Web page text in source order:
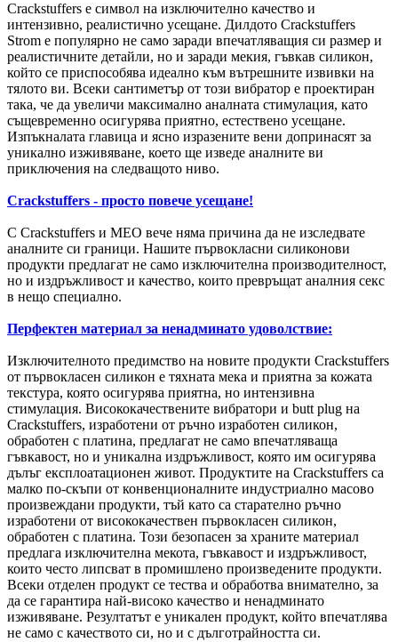
Crackstuffers е символ на изключително качество и
интензивно, реалистично усещане. Дилдото Crackstuffers
Strom е популярно не само заради впечатляващия си размер и
реалистичните детайли, но и заради мекия, гъвкав силикон,
който се приспособява идеално към вътрешните извивки на
тялото ви. Всеки сантиметър от този вибратор е проектиран
така, че да увеличи максимално аналната стимулация, като
същевременно осигурява приятно, естествено усещане.
Изпъкналата главица и ясно изразените вени допринасят за
уникално изживяване, което ще изведе аналните ви
приключения на следващото ниво.
Crackstuffers - просто повече усещане!
С Crackstuffers и MEO вече няма причина да не изследвате
аналните си граници. Нашите първокласни силиконови
продукти предлагат не само изключителна производителност,
но и издръжливост и качество, които превръщат аналния секс
в нещо специално.
Перфектен материал за ненадминато удоволствие:
Изключителното предимство на новите продукти Crackstuffers
от първокласен силикон е тяхната мека и приятна за кожата
текстура, която осигурява приятна, но интензивна
стимулация. Висококачествените вибратори и butt plug на
Crackstuffers, изработени от ръчно изработен силикон,
обработен с платина, предлагат не само впечатляваща
гъвкавост, но и уникална издръжливост, която им осигурява
дълъг експлоатационен живот. Продуктите на Crackstuffers са
малко по-скъпи от конвенционалните индустриално масово
произвеждани продукти, тъй като са старателно ръчно
изработени от висококачествен първокласен силикон,
обработен с платина. Този безопасен за храните материал
предлага изключителна мекота, гъвкавост и издръжливост,
които често липсват в промишлено произведените продукти.
Всеки отделен продукт се тества и обработва внимателно, за
да се гарантира най-високо качество и ненадминато
изживяване. Резултатът е уникален продукт, който впечатлява
не само с качеството си, но и с дълготрайността си.